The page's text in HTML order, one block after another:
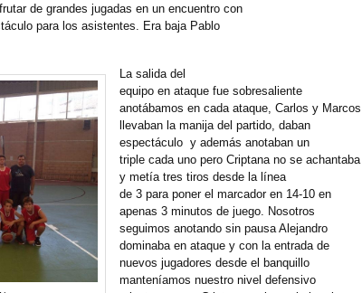
de grandes jugadas en un encuentro con
para los asistentes. Era baja Pablo
La salida del
equipo en ataque fue sobresaliente
anotábamos en cada ataque, Carlos y Marcos
llevaban la manija del partido, daban
espectáculo y además anotaban un
triple cada uno pero Criptana no se achantaba
y metía tres tiros desde la línea
de 3 para poner el marcador en 14-10 en
apenas 3 minutos de juego. Nosotros
seguimos anotando sin pausa Alejandro
dominaba en ataque y con la entrada de
nuevos jugadores desde el banquillo
manteníamos nuestro nivel defensivo